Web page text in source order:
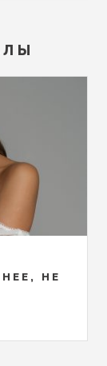
НЕ